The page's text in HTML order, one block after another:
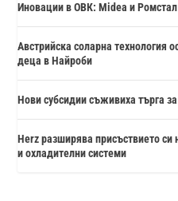
Иновации в ОВК: Midea и
Австрийска соларна технология
деца в Найроби
Нови субсидии съживиха търга
Herz разширява присъствието си
и охладителни системи